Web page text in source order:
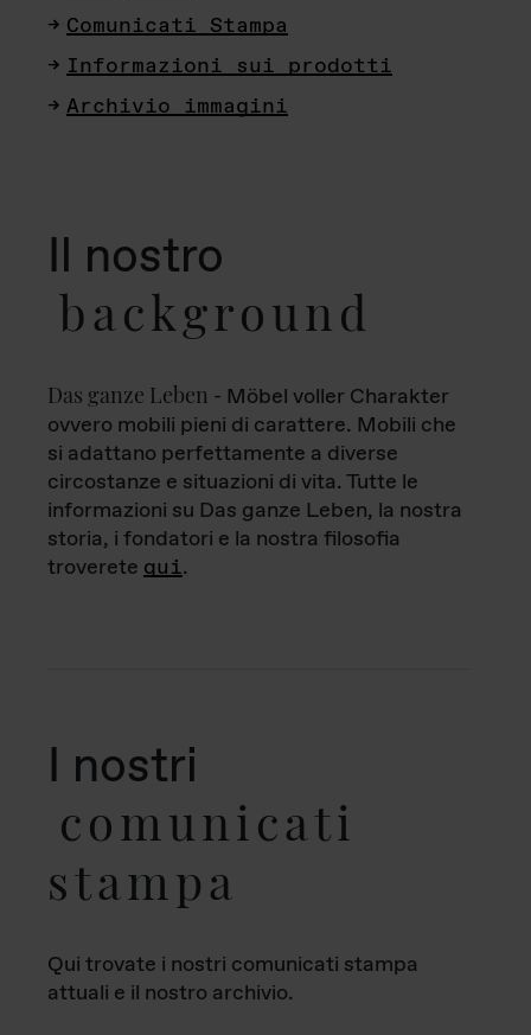
Comunicati Stampa
Informazioni sui prodotti
Archivio immagini
Il nostro
background
Das ganze Leben - Möbel voller Charakter
ovvero mobili pieni di carattere. Mobili che
si adattano perfettamente a diverse
circostanze e situazioni di vita. Tutte le
informazioni su Das ganze Leben, la nostra
storia, i fondatori e la nostra filosofia
troverete qui.
I nostri
comunicati
stampa
Qui trovate i nostri comunicati stampa
attuali e il nostro archivio.